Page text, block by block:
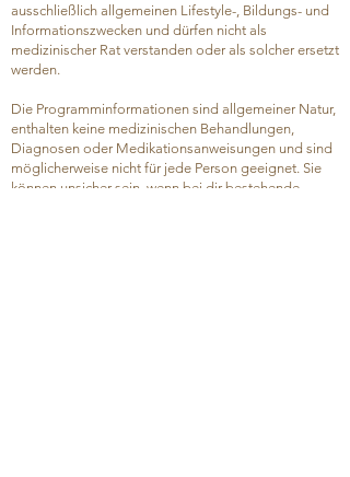
ausschließlich allgemeinen Lifestyle-, Bildungs- und
Informationszwecken und dürfen nicht als
medizinischer Rat verstanden oder als solcher ersetzt
werden.
Die Programminformationen sind allgemeiner Natur,
enthalten keine medizinischen Behandlungen,
Diagnosen oder Medikationsanweisungen und sind
möglicherweise nicht für jede Person geeignet. Sie
können unsicher sein, wenn bei dir bestehende